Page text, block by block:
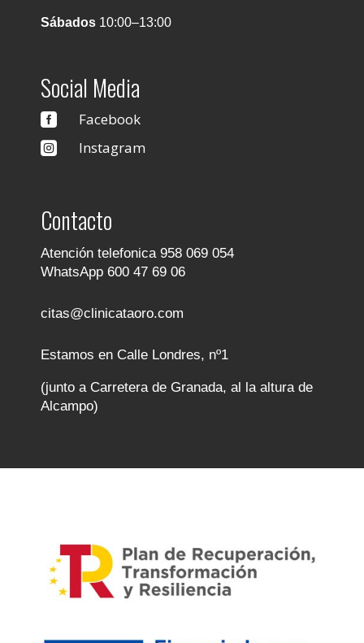
Sábados 10:00–13:00
Social Media
 Facebook
 Instagram
Contacto
Atención telefonica 958 069 054
WhatsApp 600 47 69 06
citas@clinicataoro.com
Estamos en Calle Londres, nº1
(junto a Carretera de Granada, al la altura de
Alcampo)